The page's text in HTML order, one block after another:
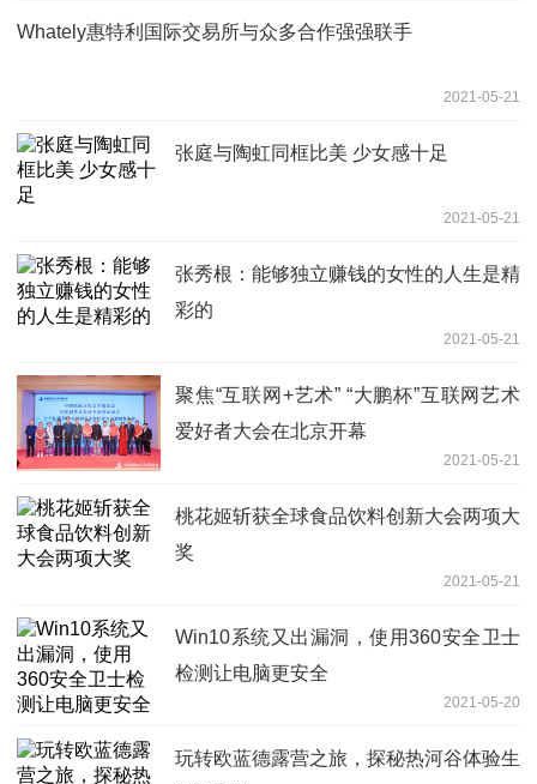
Whately惠特利国际交易所与众多合作强强联手
2021-05-21
张庭与陶虹同框比美 少女感十足
2021-05-21
张秀根：能够独立赚钱的女性的人生是精
彩的
2021-05-21
聚焦“互联网+艺术” “大鹏杯”互联网艺术
爱好者大会在北京开幕
2021-05-21
桃花姬斩获全球食品饮料创新大会两项大
奖
2021-05-21
Win10系统又出漏洞，使用360安全卫士
检测让电脑更安全
2021-05-20
玩转欧蓝德露营之旅，探秘热河谷体验生